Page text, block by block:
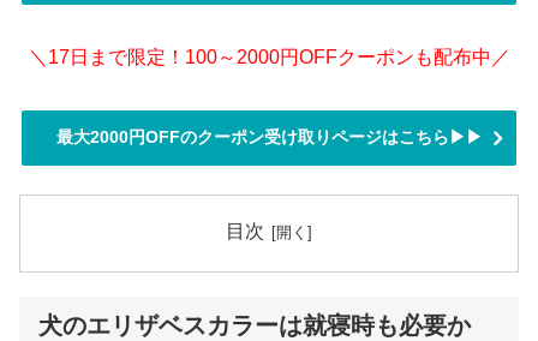
＼17日まで限定！100～2000円OFFクーポンも配布中／
最大2000円OFFのクーポン受け取りページはこちら▶▶
目次
犬のエリザベスカラーは就寝時も必要か